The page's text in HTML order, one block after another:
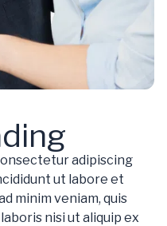
adipiscing
ut labore et
minim veniam, quis
nisi ut aliquip ex